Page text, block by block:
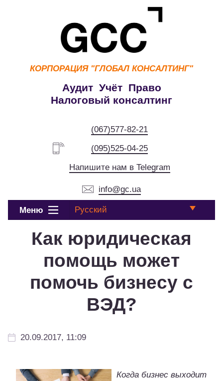
КОРПОРАЦИЯ "ГЛОБАЛ КОНСАЛТИНГ"
Аудит Учёт Право
Налоговый консалтинг
(067)577-82-21
(095)525-04-25
Напишите нам в Telegram
info@gc.ua
Меню Русский
Как юридическая
помощь может
помочь бизнесу с
ВЭД?
20.09.2017, 11:09
Когда бизнес выходит